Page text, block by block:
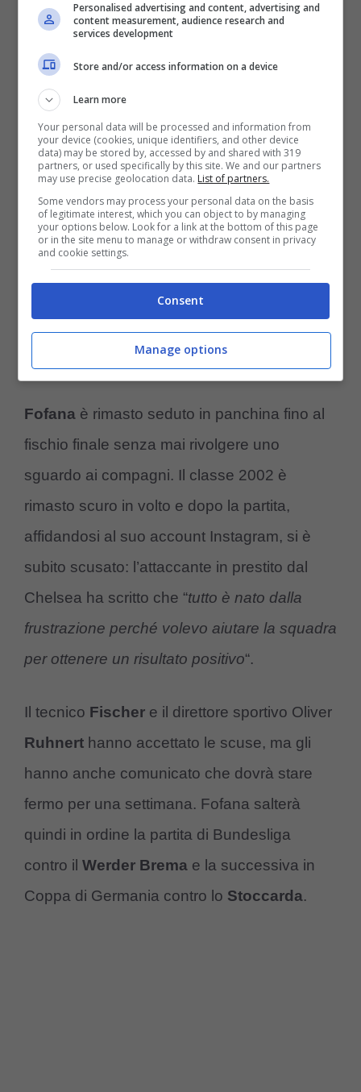
Fofana è rimasto seduto in panchina fino al
fischio finale senza mai rivolgere uno
sguardo ai compagni. Il classe 2002 è
rimasto scuro in volto e dopo la partita,
affidandosi al suo account Instagram, si è
subito scusato: l’attaccante in prestito dal
Chelsea ha scritto che “tutto è nato dalla
frustrazione perché volevo aiutare la squadra
per ottenere un risultato positivo“.
Il tecnico Fischer e il direttore sportivo Oliver
Ruhnert hanno accettato le scuse, ma gli
hanno anche comunicato che dovrà stare
fermo per una settimana. Fofana salterà
quindi in ordine la partita di Bundesliga
contro il Werder Brema e la successiva in
Coppa di Germania contro lo Stoccarda.
Personalised advertising and content, advertising and
content measurement, audience research and
services development
Store and/or access information on a device
Learn more
Your personal data will be processed and information from
your device (cookies, unique identifiers, and other device
data) may be stored by, accessed by and shared with 319
partners, or used specifically by this site. We and our partners
may use precise geolocation data. List of partners.
Some vendors may process your personal data on the basis
of legitimate interest, which you can object to by managing
your options below. Look for a link at the bottom of this page
or in the site menu to manage or withdraw consent in privacy
and cookie settings.
Consent
Manage options